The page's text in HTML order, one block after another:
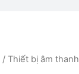
/ Thiết bị âm thanh